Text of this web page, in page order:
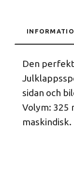
Den
sidan och
Volym: 325
maskindisk.